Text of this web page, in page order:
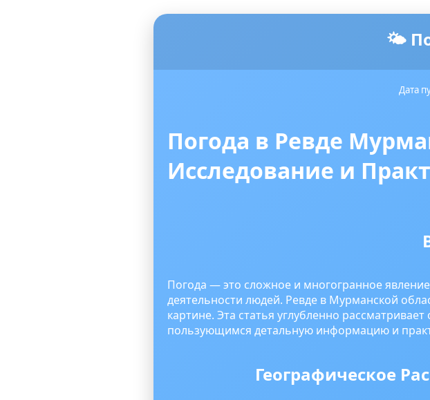
🌤️
Дата
Погода в Ревде
Исследование и
Погода — это сложное и многогранное
деятельности людей. Ревде в Мурманской
картине. Эта статья углубленно
пользующимся детальную информацию и
Географическое